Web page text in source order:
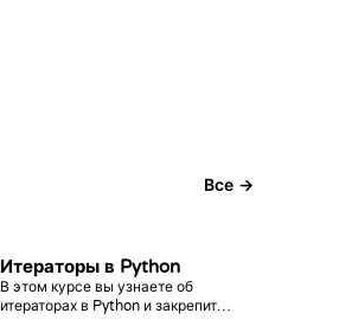
Все →
Итераторы в Python
В этом курсе вы узнаете об
итераторах в Python и закрепите